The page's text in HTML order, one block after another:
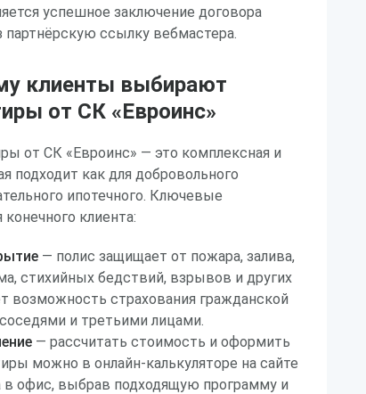
успешное заключение договора
партнёрскую ссылку вебмастера.
клиенты выбирают
от СК «Евроинс»
от СК «Евроинс» — это комплексная и
подходит как для добровольного
ипотечного. Ключевые
клиента:
— полис защищает от пожара, залива,
стихийных бедствий, взрывов и других
возможность страхования гражданской
и третьими лицами.
— рассчитать стоимость и оформить
можно в онлайн-калькуляторе на сайте
в офис, выбрав подходящую программу и